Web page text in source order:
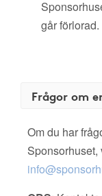
går förlorad.
Frågor om
Om du har